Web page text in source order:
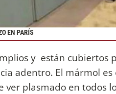
EN PARÍS
y están cubiertos
adentro. El mármol
ver plasmado en todos